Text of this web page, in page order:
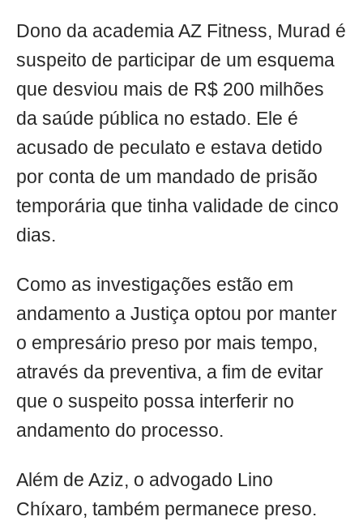
Dono da academia AZ Fitness, Murad é
suspeito de participar de um esquema
que desviou mais de R$ 200 milhões
da saúde pública no estado. Ele é
acusado de peculato e estava detido
por conta de um mandado de prisão
temporária que tinha validade de cinco
dias.
Como as investigações estão em
andamento a Justiça optou por manter
o empresário preso por mais tempo,
através da preventiva, a fim de evitar
que o suspeito possa interferir no
andamento do processo.
Além de Aziz, o advogado Lino
Chíxaro, também permanece preso.